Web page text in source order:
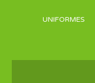
UNIFORMES